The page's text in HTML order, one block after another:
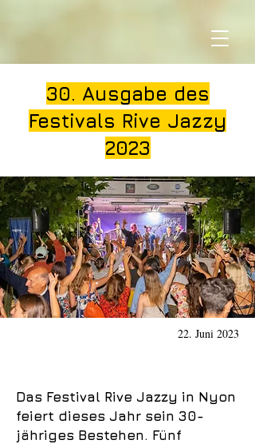
30. Ausgabe des
Festivals Rive Jazzy
2023
22. Juni 2023
Das Festival Rive Jazzy in Nyon
feiert dieses Jahr sein 30-
jähriges Bestehen. Fünf